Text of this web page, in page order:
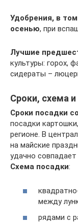
Удобрения, в
осенью, при
Лучшие
культуры: горох,
сидераты –
Сроки, схема
Сроки посадки
посадки
регионе. В
на майские
удачно
Схема посадки:
между
рядами с